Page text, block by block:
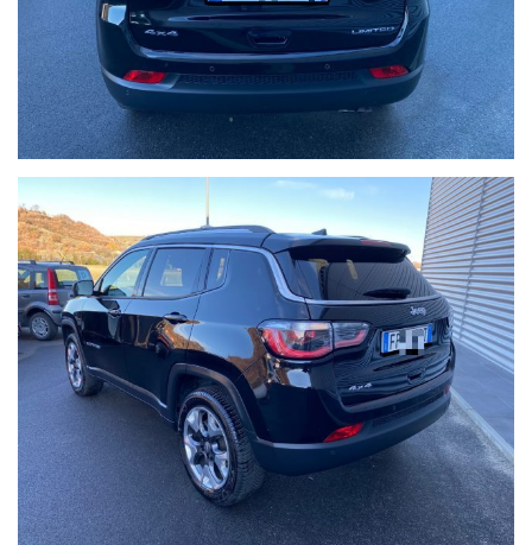
Ho letto e accettol'informativa
privacy*
Acconsento al trattamento dei miei
dati per finalità di marketing
Invia
Queste informazioni non saranno
condivise con terze parti